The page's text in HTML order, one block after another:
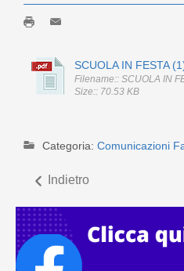
SCUOLA IN FESTA
Filename:: SCUOLA IN
Size:: 70.53 KB
Categoria: Comunicazioni
Indietro